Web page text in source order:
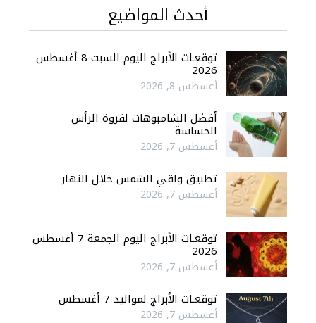
أحدث المواضيع
توقعـات الأبراج اليوم السبت 8 أغسطس
2026
أغسطس 8, 2026
أفضل الشامبوهات لفروة الرأس
الحساسة
أغسطس 7, 2026
تطبيق واقي الشمس خلال النهار
أغسطس 7, 2026
توقعـات الأبراج اليوم الجمعة 7 أغسطس
2026
أغسطس 7, 2026
توقعـات الأبراج لمواليد 7 أغسطس
أغسطس 7, 2026